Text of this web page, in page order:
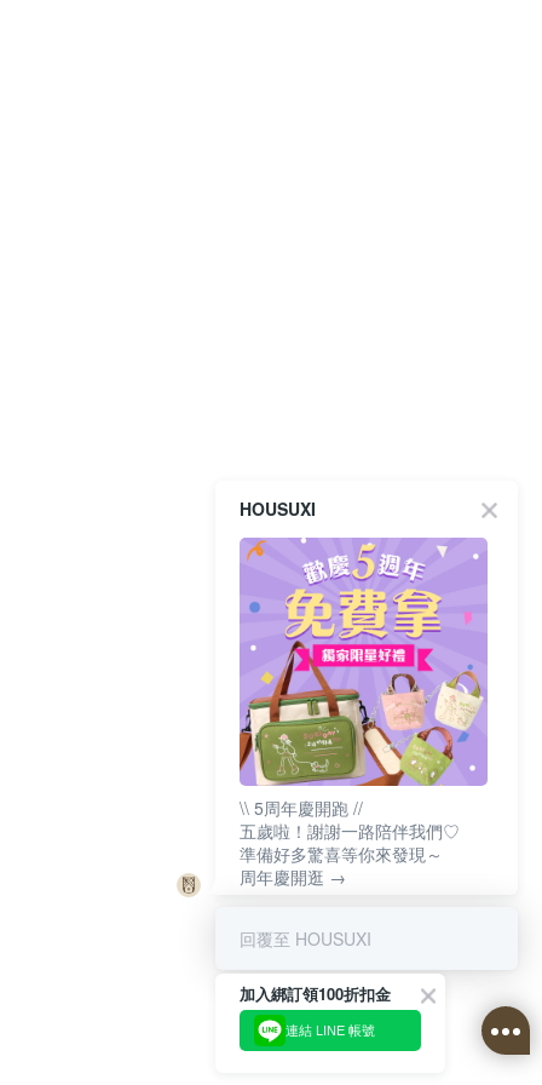
HOUSUXI
\\ 5周年慶開跑 //
五歲啦！謝謝一路陪伴我們♡
準備好多驚喜等你來發現～
周年慶開逛 →
回覆至 HOUSUXI
加入綁訂領100折扣金
連結 LINE 帳號